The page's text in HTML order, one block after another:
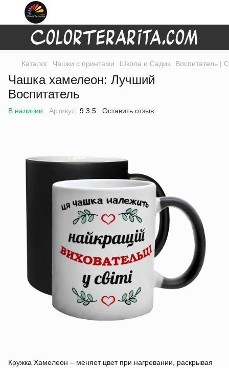
Каталог Чашки с принтами Школа и Садик Воспитатель |
Чашка хамелеон: Лучший
Воспитатель
В наличии Артикул: 9.3.5 Оставить отзыв
Кружка Хамелеон – меняет цвет при нагревании, раскрывая